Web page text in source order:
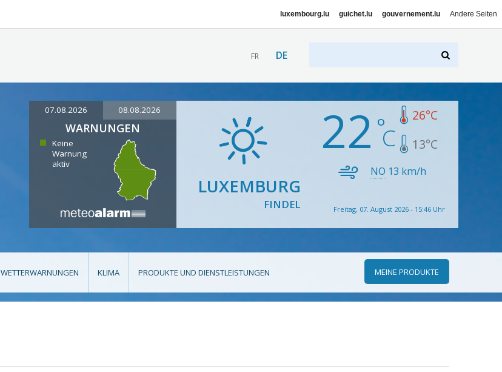
luxembourg.lu guichet.lu gouvernement.lu Andere Seiten
FR DE
07.08.2026 08.08.2026
WARNUNGEN
Keine
Warnung
aktiv
LUXEMBURG
FINDEL
22 26°C
13°C
NO 13 km/h
Freitag, 07. August 2026 - 15:46 Uhr
WETTERWARNUNGEN KLIMA PRODUKTE UND DIENSTLEISTUNGEN MEINE PRODUKTE